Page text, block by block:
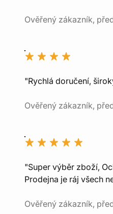
Ověřený zákazník,
"Rychlá doručení,
Ověřený zákazník,
"Super výběr zboží,
Prodejna je ráj všech
Ověřený zákazník,